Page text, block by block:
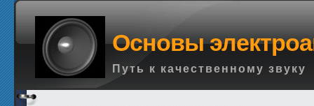
Основы
Путь к качественному звуку